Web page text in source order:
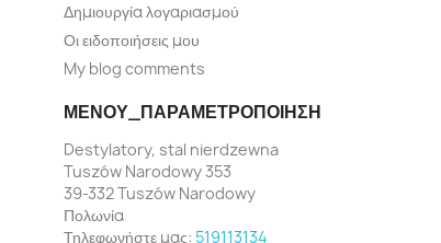
Δημιουργία λογαριασμού
Οι ειδοποιήσεις μου
My blog comments
ΜΕΝΟΎ_ΠΑΡΑΜΕΤΡΟΠΟΊΗΣΗ
Destylatory, stal nierdzewna
Tuszów Narodowy 353
39-332 Tuszów Narodowy
Πολωνία
Τηλεφωνήστε μας: 519113134